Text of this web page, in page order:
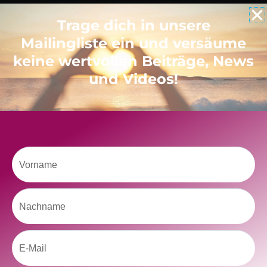
Like uns auf Facebook
akzeptieren und diesen Inhalt zu aktivieren
kolitscher.by.biotic
Trage dich in unsere
Mailingliste ein und versäume
keine wertvollen Beiträge, News
und Videos!
Vorname
Nachname
Email